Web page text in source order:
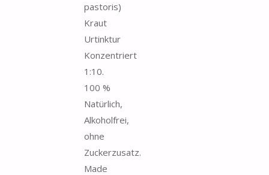
pastoris)
Kraut
Urtinktur
Konzentriert
1:10.
100 %
Natürlich,
Alkoholfrei,
ohne
Zuckerzusatz.
Made